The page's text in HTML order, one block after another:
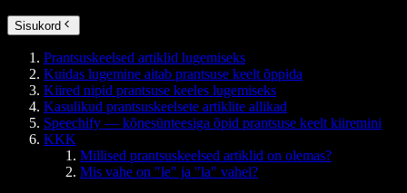
Sisukord
Prantsuskeelsed artiklid lugemiseks
Kuidas lugemine aitab prantsuse keelt õppida
Kiired nipid prantsuse keeles lugemiseks
Kasulikud prantsuskeelsete artiklite allikad
Speechify — kõnesünteesiga õpid prantsuse keelt kiiremini
KKK
Millised prantsuskeelsed artiklid on olemas?
Mis vahe on "le" ja "la" vahel?